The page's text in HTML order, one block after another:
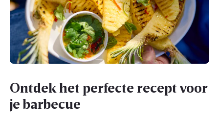
Ontdek het perfecte recept voor
je barbecue